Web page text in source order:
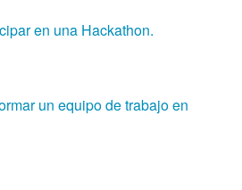
en una Hackathon.
un equipo de trabajo en